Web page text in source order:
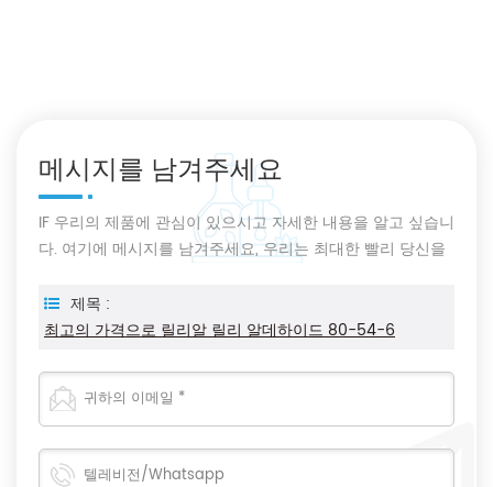
메시지를 남겨주세요
IF 우리의 제품에 관심이 있으시고 자세한 내용을 알고 싶습니
다. 여기에 메시지를 남겨주세요, 우리는 최대한 빨리 당신을
제목 :
최고의 가격으로 릴리알 릴리 알데하이드 80-54-6